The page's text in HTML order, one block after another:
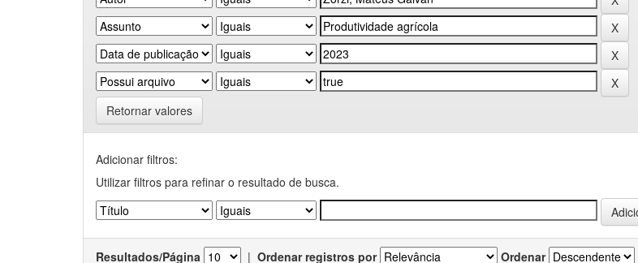
Retornar valores
Adicionar filtros:
Utilizar filtros para refinar o resultado de busca.
Resultados/Página | Ordenar registros por Ordenar